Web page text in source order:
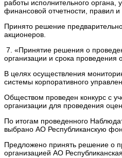
работы исполнительного органа,
финансовой отчетности, правил
Принято решение
акционеров.
7. «Принятие решения о
организации и срока проведения
В целях осуществления
системы корпоративного
Обществом проведен конкурс с
организации для проведения
По итогам проведенного
выбрано АО Республиканскую
Предложено принять решение о
организацией АО